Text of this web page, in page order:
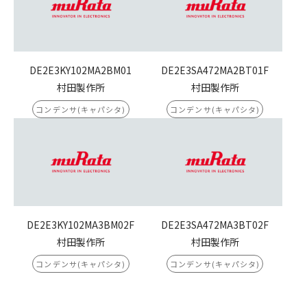
DE2E3KY102MA2BM01
村田製作所
コンデンサ(キャパシタ)
DE2E3SA472MA2BT01F
村田製作所
コンデンサ(キャパシタ)
DE2E3KY102MA3BM02F
村田製作所
コンデンサ(キャパシタ)
DE2E3SA472MA3BT02F
村田製作所
コンデンサ(キャパシタ)